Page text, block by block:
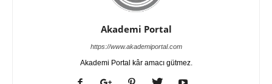
Akademi Portal
https://www.akademiportal.com
Akademi Portal kâr amacı gütmez.